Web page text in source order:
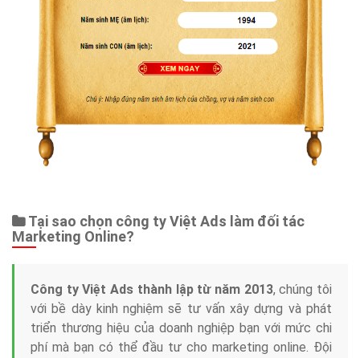
Tại sao chọn công ty Việt Ads làm đối tác
Marketing Online?
Công ty Việt Ads thành lập từ năm 2013, chúng tôi
với bề dày kinh nghiệm sẽ tư vấn xây dựng và phát
triển thương hiệu của doanh nghiệp bạn với mức chi
phí mà bạn có thể đầu tư cho marketing online. Đội